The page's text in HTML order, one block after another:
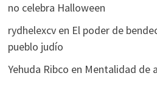
no celebra Halloween
rydhelexcven El poder de
pueblo judío
Yehuda Ribco en Mentalidad de